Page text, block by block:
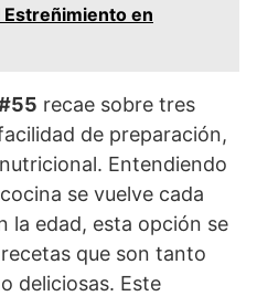
Estreñimiento en
recae sobre tres
de preparación,
Entendiendo
se vuelve cada
la edad, esta opción se
que son tanto
deliciosas. Este